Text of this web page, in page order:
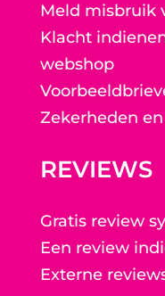
Meld misbruik
Klacht
webshop
Zekerheden
REVIEWS
Gratis review
Een review
Externe